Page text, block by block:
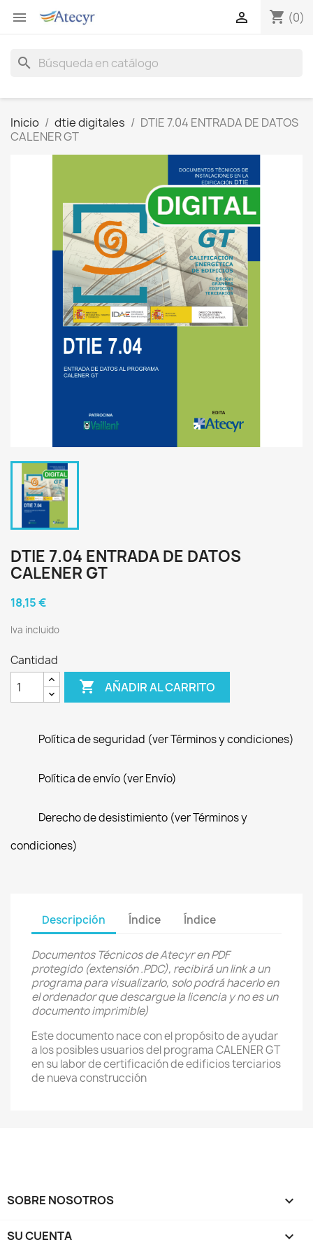
 shopping_cart (0)

search
Inicio dtie digitales
DTIE 7.04 ENTRADA DE DATOS
CALENER GT
DTIE 7.04 ENTRADA DE DATOS
CALENER GT
18,15 €
Iva incluido
Cantidad
 AÑADIR AL CARRITO
Política de seguridad (ver Términos y condiciones)
Política de envío (ver Envío)
Derecho de desistimiento (ver Términos y
condiciones)
Descripción Índice Índice
Documentos Técnicos de Atecyr en PDF
protegido (extensión .PDC), recibirá un link a un
programa para visualizarlo, solo podrá hacerlo en
el ordenador que descargue la licencia y no es un
documento imprimible)
Este documento nace con el propósito de ayudar
a los posibles usuarios del programa CALENER GT
en su labor de certificación de edificios terciarios
de nueva construcción
SOBRE NOSOTROS 
SU CUENTA 